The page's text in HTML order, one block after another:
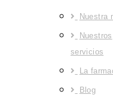
Nuestra
Nuestros
servicios
La
Blog